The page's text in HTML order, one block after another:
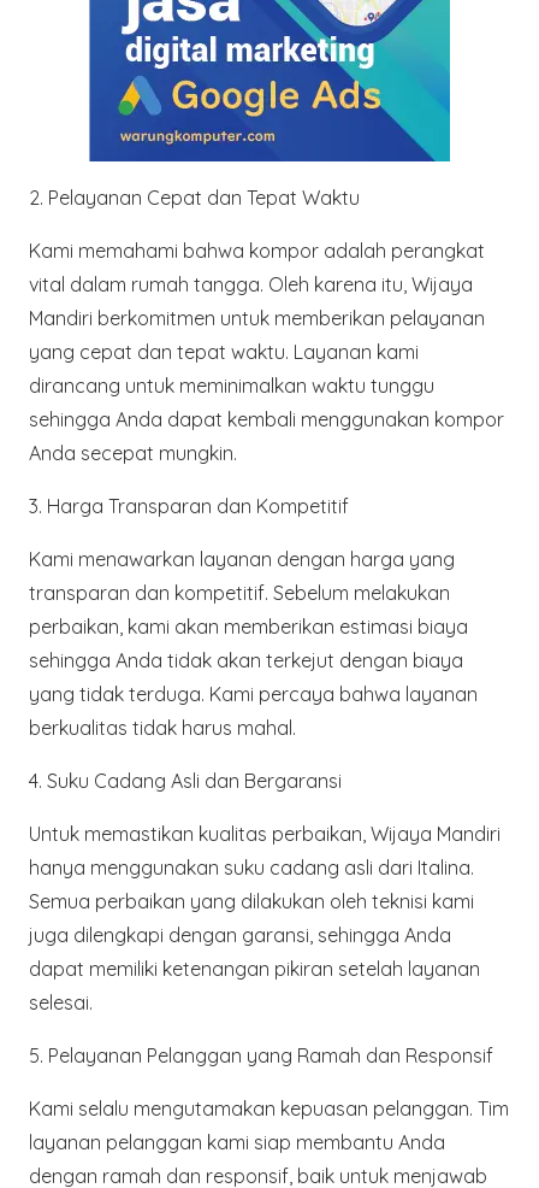
2. Pelayanan Cepat dan Tepat Waktu
Kami memahami bahwa kompor adalah perangkat
vital dalam rumah tangga. Oleh karena itu, Wijaya
Mandiri berkomitmen untuk memberikan pelayanan
yang cepat dan tepat waktu. Layanan kami
dirancang untuk meminimalkan waktu tunggu
sehingga Anda dapat kembali menggunakan kompor
Anda secepat mungkin.
3. Harga Transparan dan Kompetitif
Kami menawarkan layanan dengan harga yang
transparan dan kompetitif. Sebelum melakukan
perbaikan, kami akan memberikan estimasi biaya
sehingga Anda tidak akan terkejut dengan biaya
yang tidak terduga. Kami percaya bahwa layanan
berkualitas tidak harus mahal.
4. Suku Cadang Asli dan Bergaransi
Untuk memastikan kualitas perbaikan, Wijaya Mandiri
hanya menggunakan suku cadang asli dari Italina.
Semua perbaikan yang dilakukan oleh teknisi kami
juga dilengkapi dengan garansi, sehingga Anda
dapat memiliki ketenangan pikiran setelah layanan
selesai.
5. Pelayanan Pelanggan yang Ramah dan Responsif
Kami selalu mengutamakan kepuasan pelanggan. Tim
layanan pelanggan kami siap membantu Anda
dengan ramah dan responsif, baik untuk menjawab